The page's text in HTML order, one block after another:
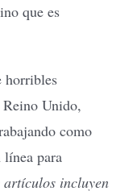
que es
horribles
Unido,
como
línea para
artículos incluyen